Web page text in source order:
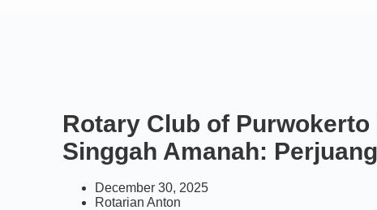
Rotary Club of
Singgah Amanah:
December 30, 2025
Rotarian Anton